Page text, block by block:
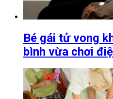
Bé gái tử vong
bình vừa chơi